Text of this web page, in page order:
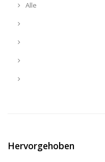
Alle
Hervorgehoben